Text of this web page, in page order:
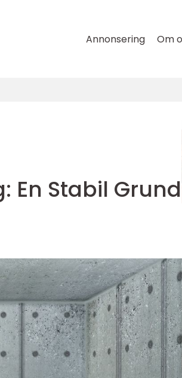
Annonsering Om
En Stabil Grund